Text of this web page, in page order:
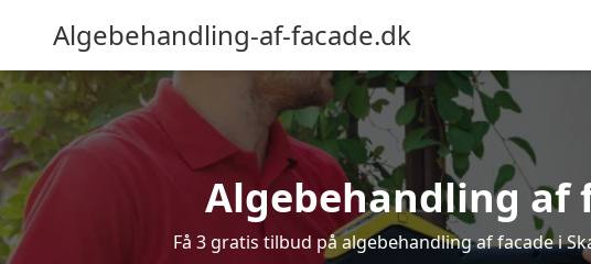
Algebehandling-af-facade.dk
Algebehandling af
Få 3 gratis tilbud på algebehandling af facade i